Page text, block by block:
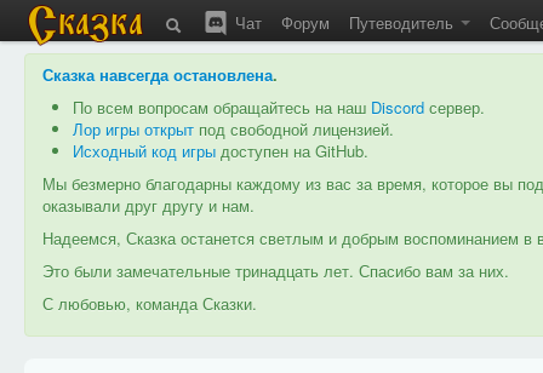
Чат Форум Путеводитель
Сказка навсегда остановлена.
По всем вопросам обращайтесь на наш Discord сервер.
Лор игры открыт под свободной лицензией.
Исходный код игры доступен на GitHub.
Мы безмерно благодарны каждому из вас за время, которое вы
оказывали друг другу и нам.
Надеемся, Сказка останется светлым и добрым воспоминанием
Это были замечательные тринадцать лет. Спасибо вам за них.
С любовью, команда Сказки.